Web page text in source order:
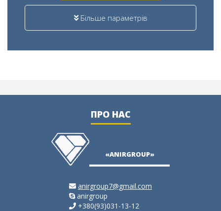
Більше параметрів
ПРО НАС
«ANIRGROUP»
anirgroup7@gmail.com
anirgroup
+380(93)031-13-12